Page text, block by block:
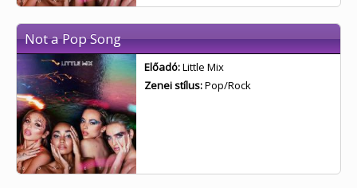
Not a Pop Song
Előadó:Little Mix
Zenei stílus:Pop/Rock